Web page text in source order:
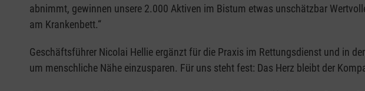
abnimmt, gewinnen unsere 2.000 Aktiven im Bistum etwas unschätzbar
am Krankenbett.“
Geschäftsführer Nicolai Hellie ergänzt für die Praxis im Rettungsdienst und in
um menschliche Nähe einzusparen. Für uns steht fest: Das Herz bleibt der